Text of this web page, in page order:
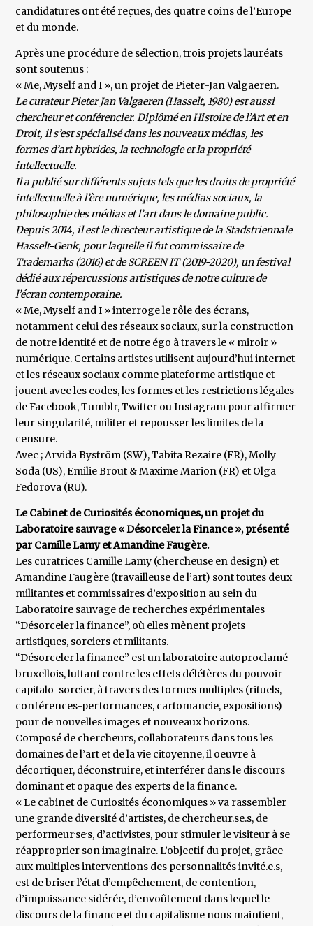
candidatures ont été reçues, des quatre coins de l’Europe
et du monde.
Après une procédure de sélection, trois projets lauréats
sont soutenus :
« Me, Myself and I », un projet de Pieter-Jan Valgaeren.
Le curateur Pieter Jan Valgaeren (Hasselt, 1980) est aussi
chercheur et conférencier. Diplômé en Histoire de l’Art et en
Droit, il s’est spécialisé dans les nouveaux médias, les
formes d’art hybrides, la technologie et la propriété
intellectuelle.
Il a publié sur différents sujets tels que les droits de propriété
intellectuelle à l’ère numérique, les médias sociaux, la
philosophie des médias et l’art dans le domaine public.
Depuis 2014, il est le directeur artistique de la Stadstriennale
Hasselt-Genk, pour laquelle il fut commissaire de
Trademarks (2016) et de SCREEN IT (2019-2020), un festival
dédié aux répercussions artistiques de notre culture de
l’écran contemporaine.
« Me, Myself and I » interroge le rôle des écrans,
notamment celui des réseaux sociaux, sur la construction
de notre identité et de notre égo à travers le « miroir »
numérique. Certains artistes utilisent aujourd’hui internet
et les réseaux sociaux comme plateforme artistique et
jouent avec les codes, les formes et les restrictions légales
de Facebook, Tumblr, Twitter ou Instagram pour affirmer
leur singularité, militer et repousser les limites de la
censure.
Avec ; Arvida Byström (SW), Tabita Rezaire (FR), Molly
Soda (US), Emilie Brout & Maxime Marion (FR) et Olga
Fedorova (RU).
Le Cabinet de Curiosités économiques, un projet du
Laboratoire sauvage « Désorceler la Finance », présenté
par Camille Lamy et Amandine Faugère.
Les curatrices Camille Lamy (chercheuse en design) et
Amandine Faugère (travailleuse de l’art) sont toutes deux
militantes et commissaires d’exposition au sein du
Laboratoire sauvage de recherches expérimentales
“Désorceler la finance”, où elles mènent projets
artistiques, sorciers et militants.
“Désorceler la finance” est un laboratoire autoproclamé
bruxellois, luttant contre les effets délétères du pouvoir
capitalo-sorcier, à travers des formes multiples (rituels,
conférences-performances, cartomancie, expositions)
pour de nouvelles images et nouveaux horizons.
Composé de chercheurs, collaborateurs dans tous les
domaines de l’art et de la vie citoyenne, il oeuvre à
décortiquer, déconstruire, et interférer dans le discours
dominant et opaque des experts de la finance.
« Le cabinet de Curiosités économiques » va rassembler
une grande diversité d’artistes, de chercheur.se.s, de
performeur·se·s, d’activistes, pour stimuler le visiteur à se
réapproprier son imaginaire. L’objectif du projet, grâce
aux multiples interventions des personnalités invité.e.s,
est de briser l’état d’empêchement, de contention,
d’impuissance sidérée, d’envoûtement dans lequel le
discours de la finance et du capitalisme nous maintient,